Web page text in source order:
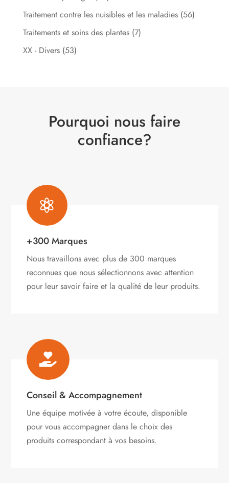
Traitement contre les nuisibles et les maladies (56)
Traitements et soins des plantes (7)
XX - Divers (53)
Pourquoi nous faire
confiance?

+300 Marques
Nous travaillons avec plus de 300 marques
reconnues que nous sélectionnons avec attention
pour leur savoir faire et la qualité de leur produits.

Conseil & Accompagnement
Une équipe motivée à votre écoute, disponible
pour vous accompagner dans le choix des
produits correspondant à vos besoins.